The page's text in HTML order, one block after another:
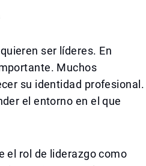
ser líderes. En
Muchos
su identidad profesional.
el entorno en el que
el rol de liderazgo como